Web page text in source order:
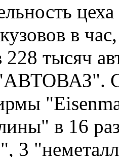
в
тысяч
в 16
3